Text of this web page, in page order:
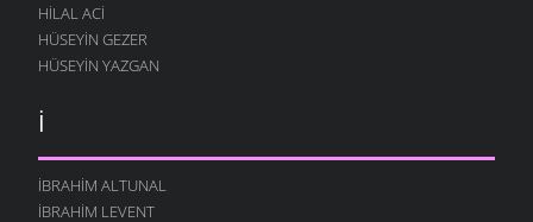
HILAL ACI
HÜSEYIN GEZER
HÜSEYIN YAZGAN
İ
İBRAHIM ALTUNAL
İBRAHIM LEVENT